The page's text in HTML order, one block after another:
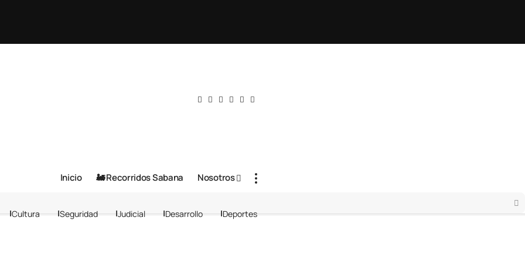
Inicio 🚂 Recorridos Sabana Nosotros
Cultura Seguridad Judicial Desarrollo Deportes